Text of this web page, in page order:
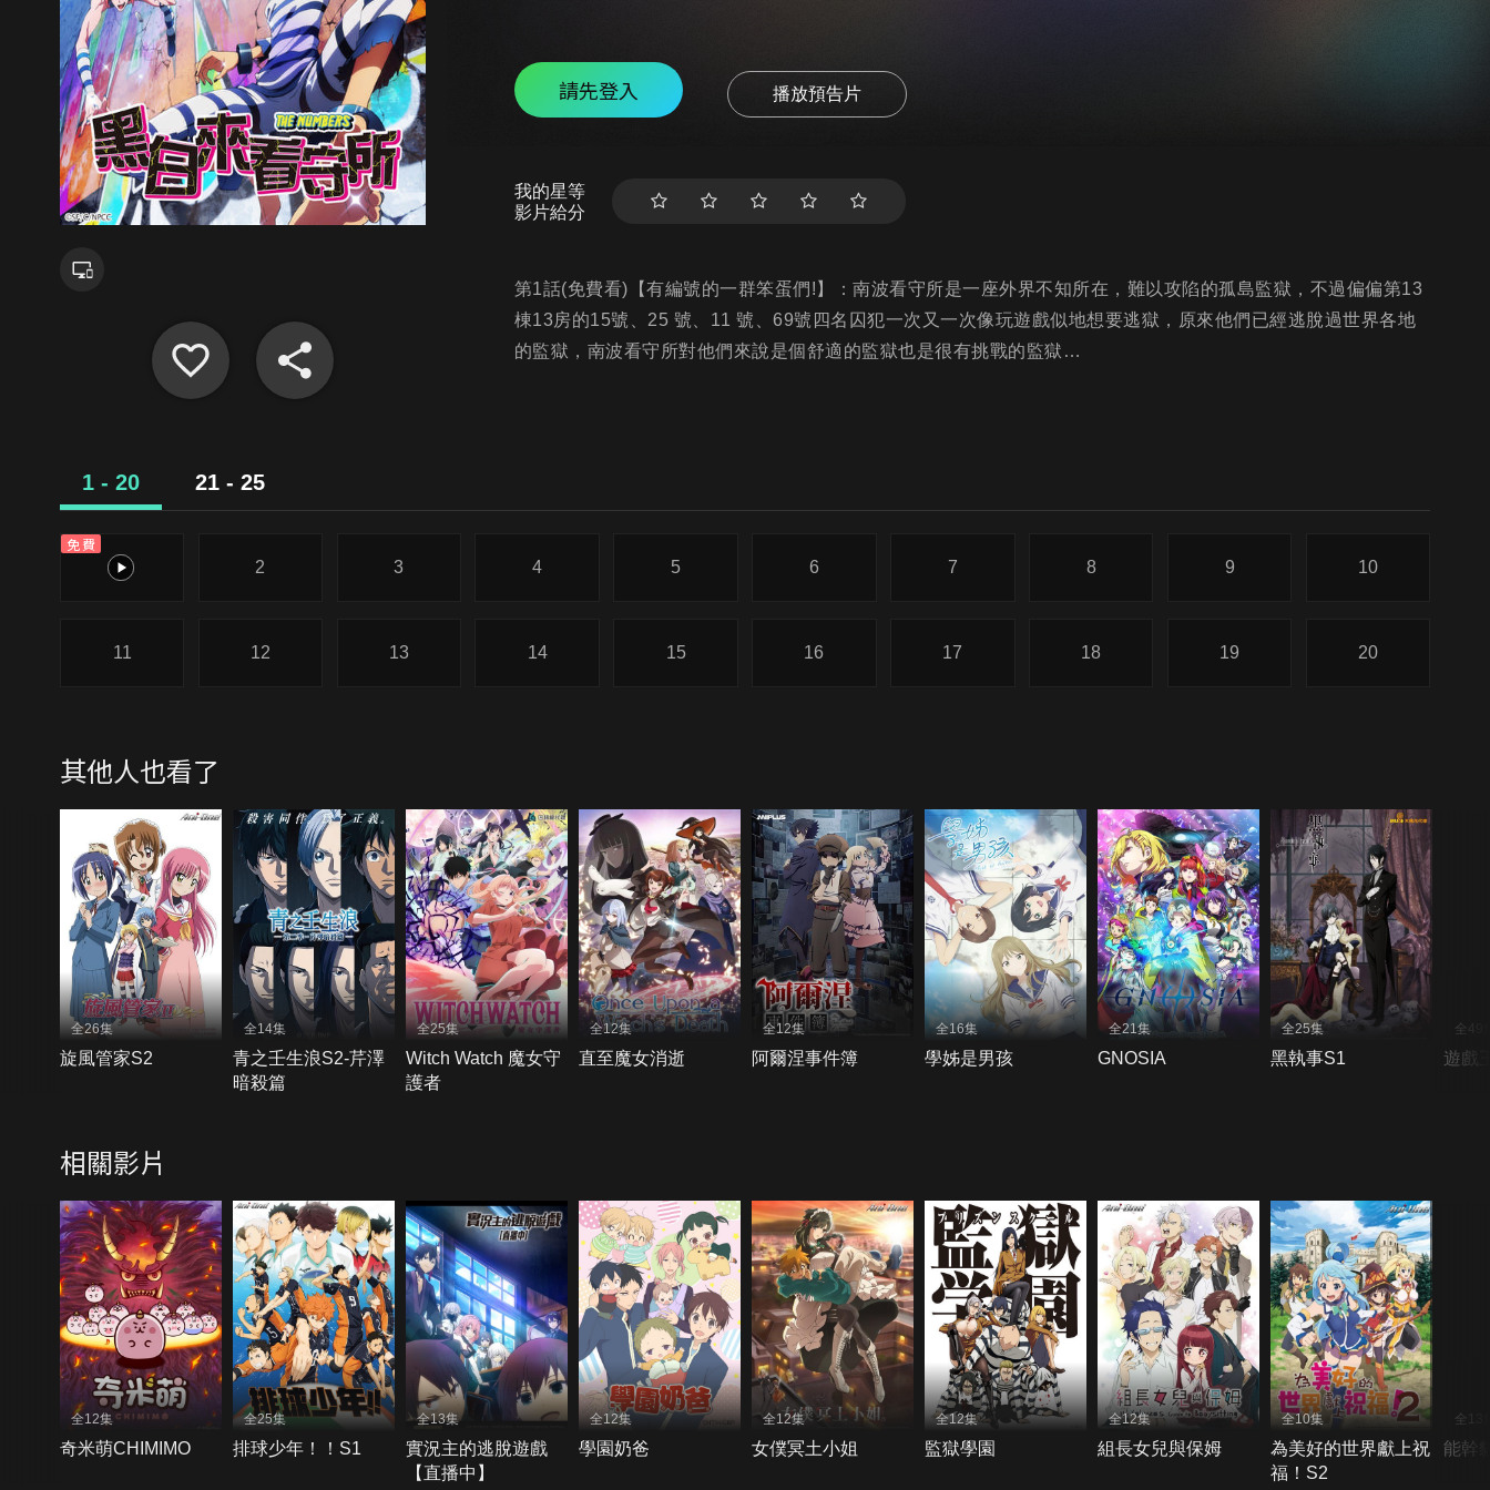
請先登入 播放預告片
我的星等
影片給分
第1話(免費看)【有編號的一群笨蛋們!】：南波看守所是一座外界不知所在，難以攻陷的孤島監獄，不過偏偏第13
棟13房的15號、25 號、11 號、69號四名囚犯一次又一次像玩遊戲似地想要逃獄，原來他們已經逃脫過世界各地
的監獄，南波看守所對他們來說是個舒適的監獄也是很有挑戰的監獄…
1 - 20 21 - 25
免費
1
2 3 4 5 6 7 8 9 10
11 12 13 14 15 16 17 18 19 20
其他人也看了
全26集
旋風管家S2
全14集
青之壬生浪S2-芹澤
暗殺篇
全25集
Witch Watch 魔女守
護者
全12集
直至魔女消逝
全12集
阿爾涅事件簿
全16集
學姊是男孩
全21集
GNOSIA
全25集
黑執事S1
全49
遊戲
相關影片
全12集
奇米萌CHIMIMO
全25集
排球少年！！S1
全13集
實況主的逃脫遊戲
【直播中】
全12集
學園奶爸
全12集
女僕冥土小姐
全12集
監獄學園
全12集
組長女兒與保姆
全10集
為美好的世界獻上祝
福！S2
全13
能幹